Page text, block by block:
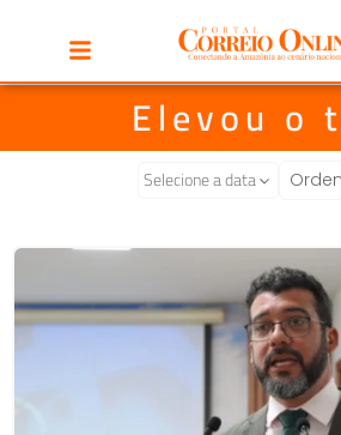
Elevou o
Selecione a data